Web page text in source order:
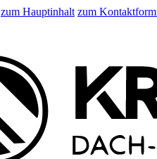
zum Hauptinhalt zum